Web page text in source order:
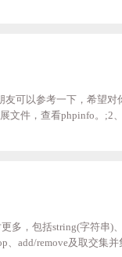
可以参考一下，希望对
文件，查看phpinfo。;2
多，包括string(字符串)
、add/remove及取交集